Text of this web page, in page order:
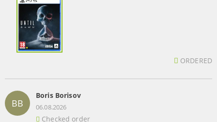
ORDERED
BB
Boris Borisov
06.08.2026
Checked order